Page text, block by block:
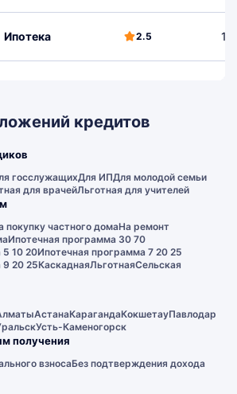
Ипотека 2.5 1
кредитов
госслужащихДля ИПДля молодой семьи
для врачейЛьготная для учителей
покупку частного домаНа ремонт
Ипотечная программа 30 70
5 10 20Ипотечная программа 7 20 25
9 20 25КаскаднаяЛьготнаяСельская
АстанаКарагандаКокшетауПавлодар
Усть-Каменогорск
получения
взносаБез подтверждения дохода